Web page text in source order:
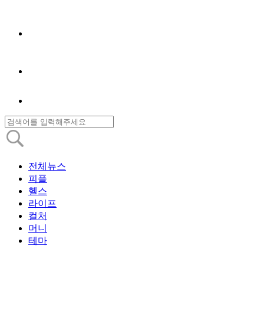
전체뉴스
피플
헬스
라이프
컬처
머니
테마